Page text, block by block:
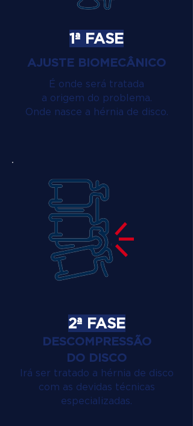
1ª FASE
AJUSTE BIOMECÂNICO
É onde será tratada
a origem do problema.
Onde nasce a hérnia de disco.
2ª FASE
DESCOMPRESSÃO
DO DISCO
Irá ser tratado a hérnia de disco
com as devidas técnicas
especializadas.